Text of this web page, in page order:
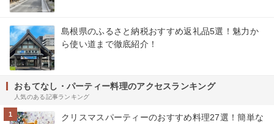
島根県のふるさと納税おすすめ返礼品5選！魅力か
ら使い道まで徹底紹介！
おもてなし・パーティー料理のアクセスランキング
人気のある記事ランキング
1
クリスマスパーティーのおすすめ料理27選！簡単な